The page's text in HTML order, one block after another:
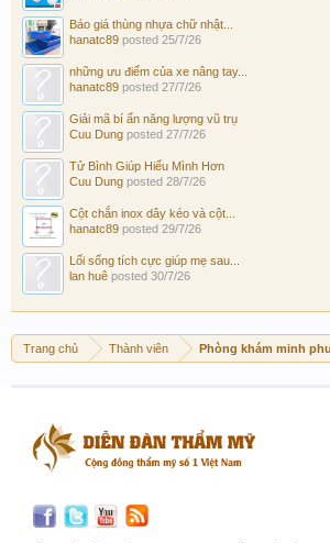
Báo giá thùng nhựa chữ nhật...
hanatc89 posted 25/7/26
những ưu điểm của xe nâng tay...
hanatc89 posted 27/7/26
Giải mã bí ẩn năng lượng vũ trụ
Cuu Dung posted 27/7/26
Tử Bình Giúp Hiểu Mình Hơn
Cuu Dung posted 28/7/26
Cột chắn inox dây kéo và cột...
hanatc89 posted 29/7/26
Lối sống tích cực giúp mẹ sau...
lan huê posted 30/7/26
Trang chủ Thành viên Phòng khám minh